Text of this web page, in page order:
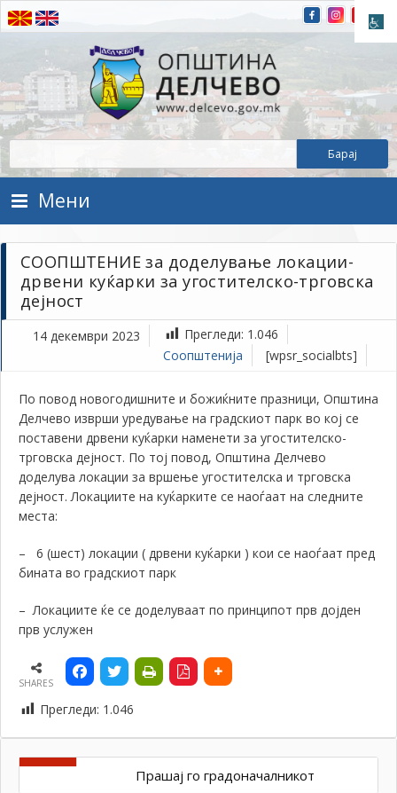
Прескокнете на содржината
Општина Делчево
Општина Делчево
Мени
СООПШТЕНИЕ за доделување локации-
дрвени куќарки за угостителско-трговска
дејност
14 декември 2023 Прегледи: 1.046
Соопштенија
[wpsr_socialbts]
По повод новогодишните и божиќните празници, Општина
Делчево изврши уредување на градскиот парк во кој се
поставени дрвени куќарки наменети за угостителско-
трговска дејност. По тој повод, Општина Делчево
доделува локации за вршење угостителска и трговска
дејност. Локациите на куќарките се наоѓаат на следните
места:
– 6 (шест) локации ( дрвени куќарки ) кои се наоѓаат пред
бината во градскиот парк
–Локациите ќе се доделуваат по принципот прв дојден
прв услужен
SHARES
Прегледи: 1.046
Прашај го градоначалникот